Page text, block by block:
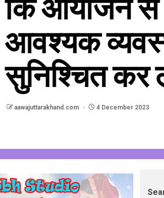
कि आयोजन से
आवश्यक
सुनिश्चित कर
aawajuttarakhand.com 4 December 2023